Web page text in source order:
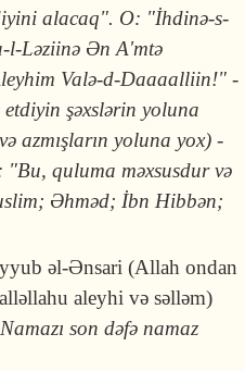
alacaq". O: "İhdinə-s-
l-Ləziinə Ən A'mtə
Valə-d-Daaaalliin!" -
şəxslərin yoluna
azmışların yoluna yox) -
quluma məxsusdur və
Əhməd; İbn Hibbən;
əl-Ənsari (Allah ondan
aleyhi və səlləm)
son dəfə namaz